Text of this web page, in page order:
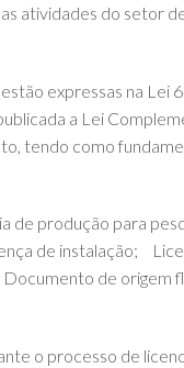
atividades do setor
expressas na Lei
a Lei
tendo como
de produção para
de instalação;
de
o processo de